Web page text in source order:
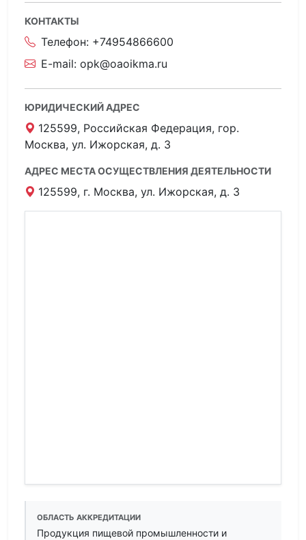
КОНТАКТЫ
Телефон: +74954866600
E-mail: opk@oaoikma.ru
ЮРИДИЧЕСКИЙ АДРЕС
125599, Российская Федерация, гор.
Москва, ул. Ижорская, д. 3
АДРЕС МЕСТА ОСУЩЕСТВЛЕНИЯ ДЕЯТЕЛЬНОСТИ
125599, г. Москва, ул. Ижорская, д. 3
ОБЛАСТЬ АККРЕДИТАЦИИ
Продукция пищевой промышленности и